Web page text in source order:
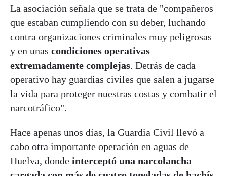
La asociación señala que se trata de "compañeros
que estaban cumpliendo con su deber, luchando
contra organizaciones criminales muy peligrosas
y en unas condiciones operativas
extremadamente complejas. Detrás de cada
operativo hay guardias civiles que salen a jugarse
la vida para proteger nuestras costas y combatir el
narcotráfico".
Hace apenas unos días, la Guardia Civil llevó a
cabo otra importante operación en aguas de
Huelva, donde interceptó una narcolancha